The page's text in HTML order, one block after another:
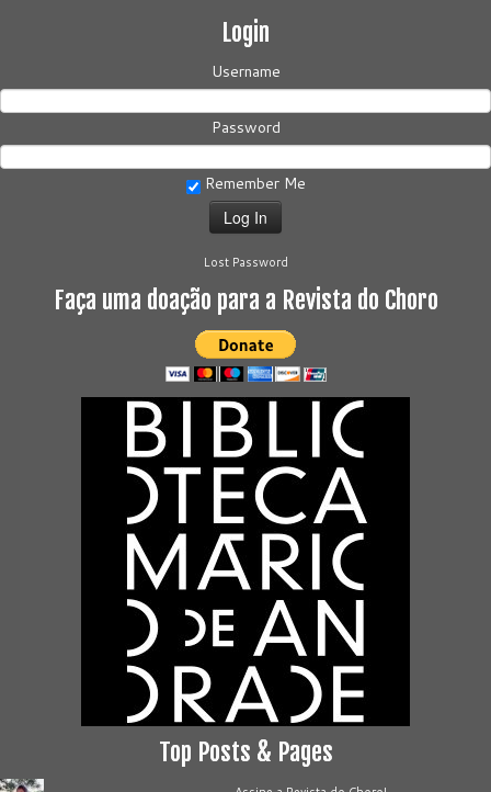
Login
Username
Password
Remember Me
Lost Password
Faça uma doação para a Revista do Choro
Top Posts & Pages